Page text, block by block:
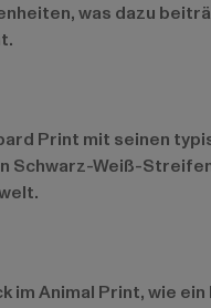
was dazu
Print mit seinen
Schwarz-Weiß-
im Animal Print, wie